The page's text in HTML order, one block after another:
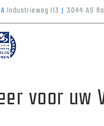
A Industrieweg 113 3044 AS
voor uw